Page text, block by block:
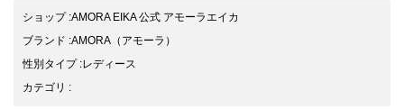
ショップ:AMORA EIKA 公式 アモーラエイカ
ブランド :AMORA （アモーラ）
性別タイプ:レディース
カテゴリ :